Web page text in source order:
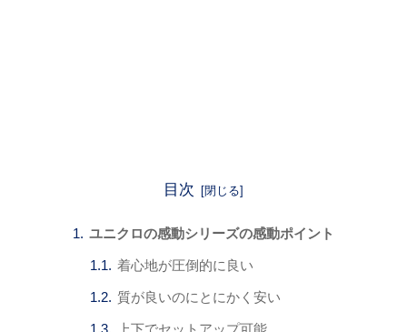
目次
ユニクロの感動シリーズの感動ポイント
着心地が圧倒的に良い
質が良いのにとにかく安い
上下でセットアップ可能